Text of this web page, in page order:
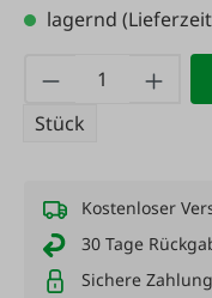
lagernd
Produkt
Stück
Kostenloser
30 Tage
Sichere